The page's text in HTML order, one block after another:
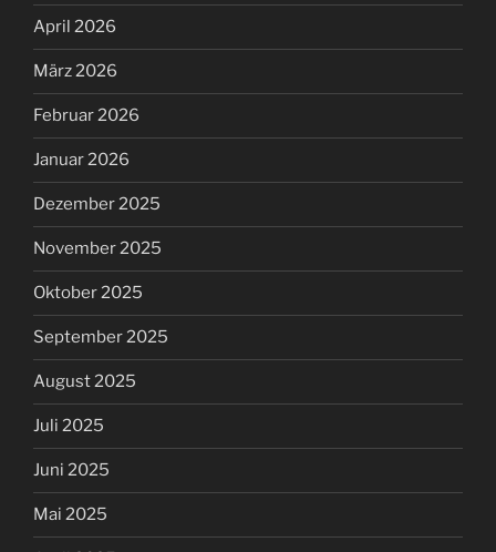
April 2026
März 2026
Februar 2026
Januar 2026
Dezember 2025
November 2025
Oktober 2025
September 2025
August 2025
Juli 2025
Juni 2025
Mai 2025